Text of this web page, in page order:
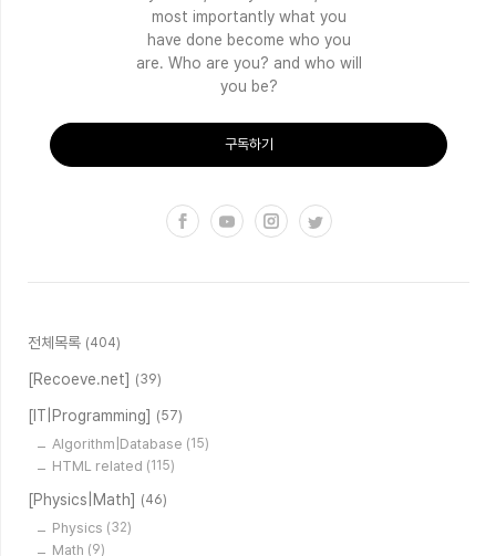
most importantly what you
have done become who you
are. Who are you? and who will
you be?
구독하기
전체목록 (404)
[Recoeve.net] (39)
[IT|Programming] (57)
Algorithm|Database (15)
HTML related (115)
[Physics|Math] (46)
Physics (32)
Math (9)